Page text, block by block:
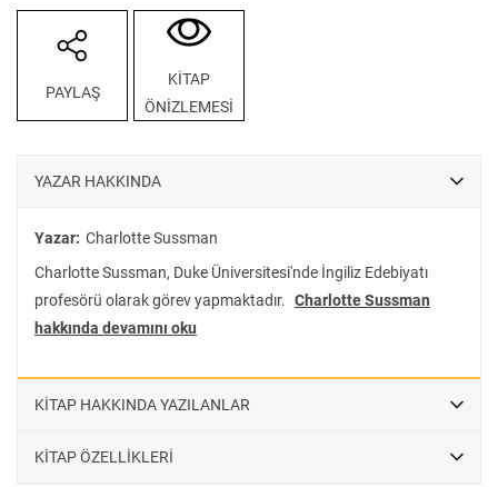
kadınlar ilk kez sahneye çıkarken roman edebi piyasada ön safhaya
geçiyor, insanlar eşitlik fikrini tartışmaya başlıyorlar. Defoe, Swift ve
Pope gibi kanonik yazarların yanında, Charlotte Smith ve Olaudah
Equiano gibi daha az bilinen isimlere de dikkat çeken bu kitap,
VakıfBank Kültür Yayınları etiketiyle hem öğrenciler hem de
bekliyor.
PAYLAŞ
KİTAP
ÖNİZLEMESİ
YAZAR HAKKINDA
Yazar: Charlotte Sussman
Charlotte Sussman, Duke Üniversitesi'nde İngiliz Edebiyatı
profesörü olarak görev yapmaktadır. Charlotte Sussman
hakkında devamını oku
KİTAP HAKKINDA YAZILANLAR
KİTAP ÖZELLİKLERİ